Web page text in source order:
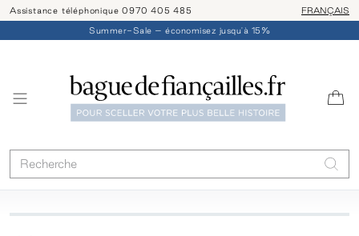
Assistance téléphonique 0970 405 485 Livraison/
FRANÇAIS
Summer-Sale – économisez jusqu'à 15%